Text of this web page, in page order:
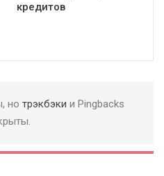
кредитов
но трэкбэки и Pingbacks